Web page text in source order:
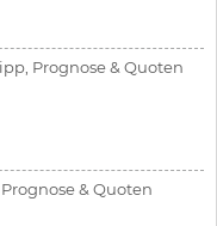
Prognose & Quoten
& Quoten